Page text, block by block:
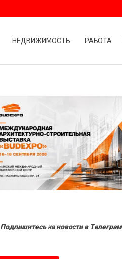
НЕДВИЖИМОСТЬ РАБОТА
Подпишитесь на новости в Tелеграм